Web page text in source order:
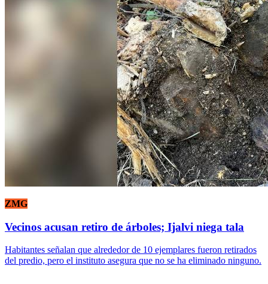
ZMG
Vecinos acusan retiro de árboles; Ijalvi niega tala
Habitantes señalan que alrededor de 10 ejemplares fueron retirados
del predio, pero el instituto asegura que no se ha eliminado ninguno.